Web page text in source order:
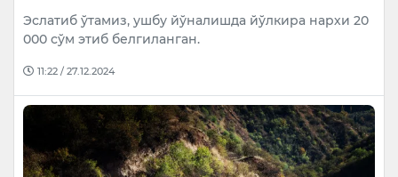
Эслатиб ўтамиз, ушбу йўналишда йўлкира нархи 20
000 сўм этиб белгиланган.
11:22 / 27.12.2024